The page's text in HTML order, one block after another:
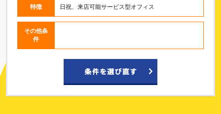
特徴 日祝、来店可能サービス型オフィス
その他条
件